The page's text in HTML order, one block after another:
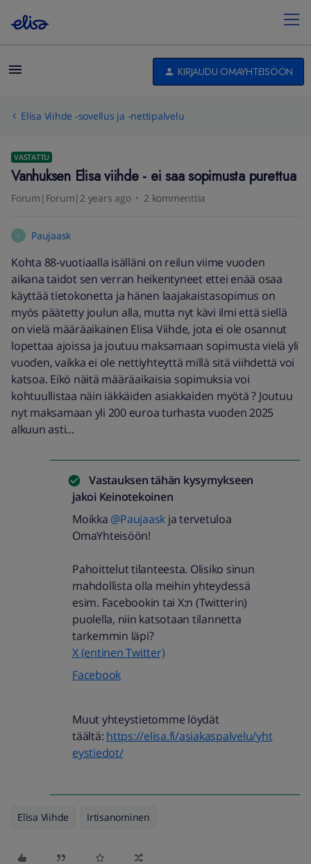
KIRJAUDU OMAYHTEISÖÖN
Elisa Viihde -sovellus ja -nettipalvelu
VASTATTU
Vanhuksen Elisa viihde - ei saa sopimusta purettua
Forum|Forum|2 years ago 2 kommenttia
P Paujaask
Kohta 88-vuotiaalla isälläni on reilun viime vuoden
aikana taidot sen verran heikentyneet ettei enää osaa
käyttää tietokonetta ja hänen laajakaistasopimus on
myös päätetty joulun alla, mutta nyt kävi ilmi että siellä
on vielä määräaikainen Elisa Viihde, jota ei ole osannut
lopettaa ajoissa ja joutuu maksamaan sopimusta vielä yli
vuoden, vaikka ei ole nettiyhteyttä millä sitä viihdettä voi
katsoa. Eikö näitä määräaikaisia sopimuksia voi
kohtuullistaa näin iäkkäiden asiakkaiden myötä ? Joutuu
nyt maksamaan yli 200 euroa turhasta vuoden 2025
alkuun asti...
Vastauksen tähän kysymykseen
jakoi Keinotekoinen
Moikka @Paujaask ja tervetuloa
OmaYhteisöön!
Pahoittelut tilanteesta. Olisiko sinun
mahdollista olla meihin yhteydessä
esim. Facebookin tai X:n (Twitterin)
puolella, niin katsotaan tilannetta
tarkemmin läpi?
X (entinen Twitter)
Facebook
Muut yhteystietomme löydät
täältä: https://elisa.fi/asiakaspalvelu/yht
eystiedot/
Elisa Viihde Irtisanominen